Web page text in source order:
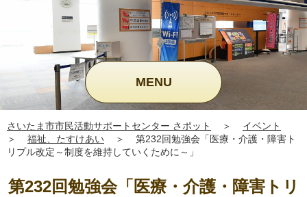
MENU
さいたま市市民活動サポートセンター さポット ＞
イベント
＞
福祉、たすけあい ＞
第232回勉強会「医療・介護・障害ト
リプル改定～制度を維持していくために～」
第232回勉強会「医療・介護・障害トリ